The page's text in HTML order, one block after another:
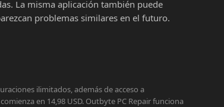
La misma aplicación también puede
problemas similares en el futuro.
ilimitados, además de acceso a
en 14,98 USD. Outbyte PC Repair funciona